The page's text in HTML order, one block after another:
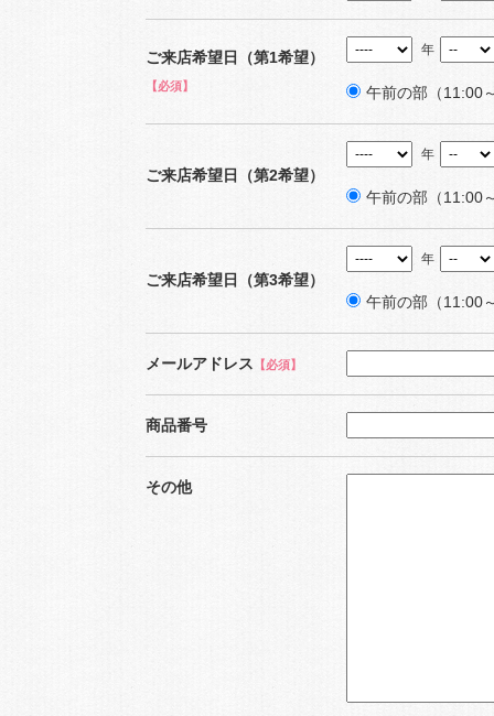
ご来店希望日（第1希望）
【必須】
年
午前の部（11:00
ご来店希望日（第2希望）
年
午前の部（11:00
ご来店希望日（第3希望）
年
午前の部（11:00
メールアドレス 【必須】
商品番号
その他